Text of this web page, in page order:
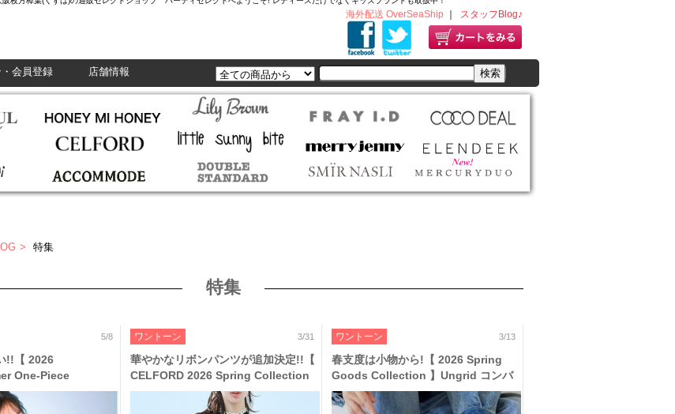
海外配送 OverSeaShip スタッフBlog♪
会員登録 店舗情報
特集
特集
5/8
!!【 2026
One-Piece
年らしい ボリューム
ム 、ツイード などの
ワントーン 3/31
華やかなリボンパンツが追加決定!!【
CELFORD 2026 Spring Collection
】ツイードミニワンピやペプラムブラ
ウス、フリルバッグなど洗練された女
ワントーン 3/13
春支度は小物から!【 2026 Spring
Goods Collection 】Ungrid コンバ
ース コラボ や CELFORD FURFUR
の リボン キャップ などコーデに取り